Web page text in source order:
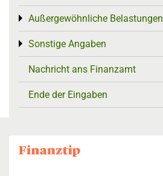
Außergewöhnliche Belastungen
Toggle menu
Sonstige Angaben
Toggle menu
Nachricht ans Finanzamt
Ende der Eingaben